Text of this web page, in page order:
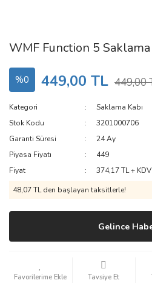
WMF Function 5
%0 449,00 TL 449,00
Kategori
Saklama Kabı
Stok Kodu
3201000706
Garanti Süresi
24 Ay
Piyasa Fiyatı
449
Fiyat
374,17 TL + KDV
48,07 TL den başlayan taksitlerle!
Gelince
Tavsiye Et